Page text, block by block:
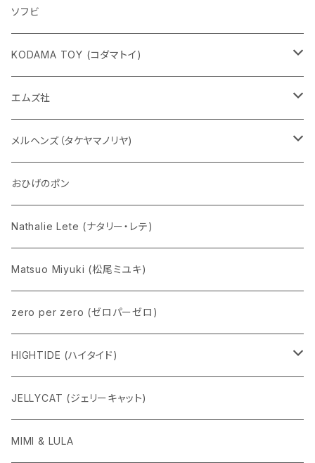
ソフビ
KODAMA TOY (コダマトイ)
チャーミーちゃん
五型動物
Eddie パンダ
エムズ社
デコちゃん
クマちゃん
メルヘンズ（タケヤマノリヤ)
ケロペチーノ
おひげのポン
Nathalie Lete (ナタリー・レテ)
Matsuo Miyuki (松尾ミユキ)
zero per zero (ゼロパーゼロ)
HIGHTIDE (ハイタイド)
ニューレトロ
penco
JELLYCAT (ジェリーキャット)
MIMI & LULA